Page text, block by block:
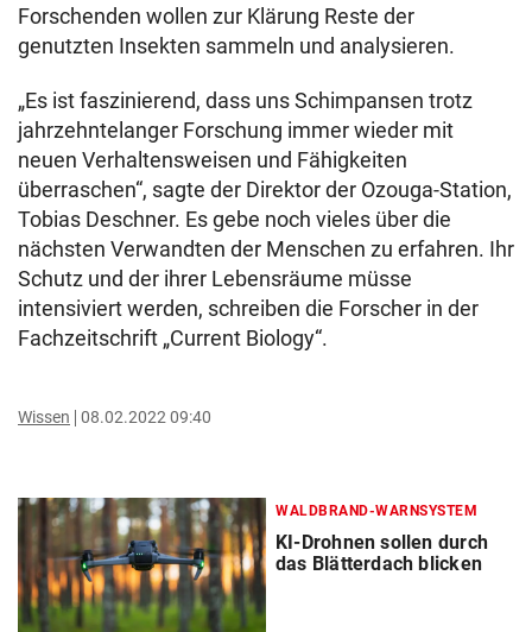
Forschenden wollen zur Klärung Reste der
genutzten Insekten sammeln und analysieren.
„Es ist faszinierend, dass uns Schimpansen trotz
jahrzehntelanger Forschung immer wieder mit
neuen Verhaltensweisen und Fähigkeiten
überraschen“, sagte der Direktor der Ozouga-Station,
Tobias Deschner. Es gebe noch vieles über die
nächsten Verwandten der Menschen zu erfahren. Ihr
Schutz und der ihrer Lebensräume müsse
intensiviert werden, schreiben die Forscher in der
Fachzeitschrift „Current Biology“.
Wissen 08.02.2022 09:40
WALDBRAND-WARNSYSTEM
KI-Drohnen sollen durch
das Blätterdach blicken